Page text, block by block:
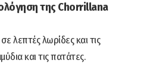
της Chorrillana
λεπτές λωρίδες και τις
και τις πατάτες.